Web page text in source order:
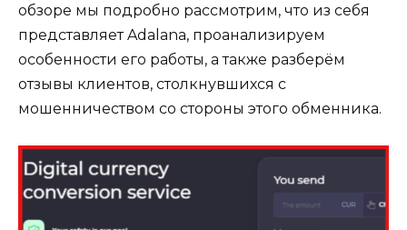
обзоре мы подробно рассмотрим, что из себя
представляет Adalana, проанализируем
особенности его работы, а также разберём
отзывы клиентов, столкнувшихся с
мошенничеством со стороны этого обменника.